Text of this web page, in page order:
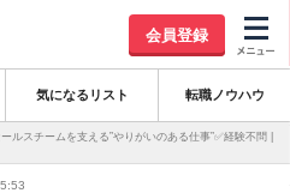
会員登録
気になるリスト 転職ノウハウ
スチームを支える”やりがいのある仕事”✅経験不問 |